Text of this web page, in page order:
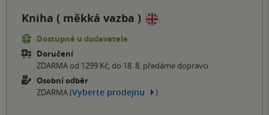
Kniha ( měkká vazba )
Dostupné u dodavatele
Doručení
ZDARMA od 1299 Kč, do 18. 8. předáme dopravci
Osobní odběr
ZDARMA (Vyberte prodejnu )